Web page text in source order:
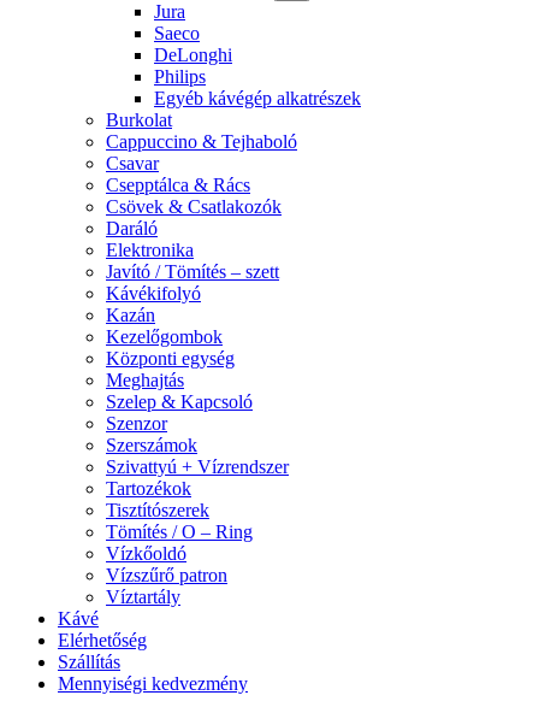
Jura
Saeco
DeLonghi
Philips
Egyéb kávégép alkatrészek
Burkolat
Cappuccino & Tejhaboló
Csavar
Csepptálca & Rács
Csövek & Csatlakozók
Daráló
Elektronika
Javító / Tömítés – szett
Kávékifolyó
Kazán
Kezelőgombok
Központi egység
Meghajtás
Szelep & Kapcsoló
Szenzor
Szerszámok
Szivattyú + Vízrendszer
Tartozékok
Tisztítószerek
Tömítés / O – Ring
Vízkőoldó
Vízszűrő patron
Víztartály
Kávé
Elérhetőség
Szállítás
Mennyiségi kedvezmény